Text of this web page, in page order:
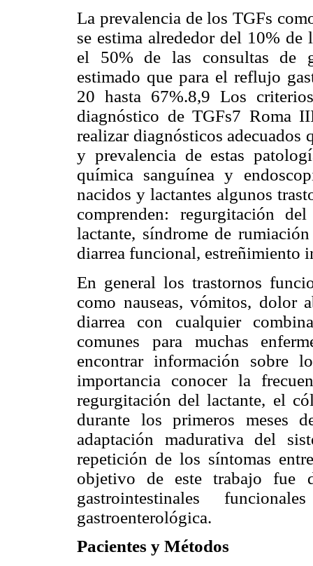
La prevalencia de los TGFs
se estima alrededor del 10% de
el 50% de las consultas de
estimado que para el reflujo
20 hasta 67%.8,9 Los
diagnóstico de TGFs7 Roma
realizar diagnósticos
y prevalencia de estas
química sanguínea y
nacidos y lactantes algunos
comprenden: regurgitación
lactante, síndrome de
diarrea funcional, estreñimiento
En general los trastornos
como nauseas, vómitos, dolor
diarrea con cualquier
comunes para muchas
encontrar información sobre
importancia conocer la
regurgitación del lactante, el
durante los primeros meses
adaptación madurativa del
repetición de los síntomas
objetivo de este trabajo fue
gastrointestinales
gastroenterológica.
Pacientes y Métodos